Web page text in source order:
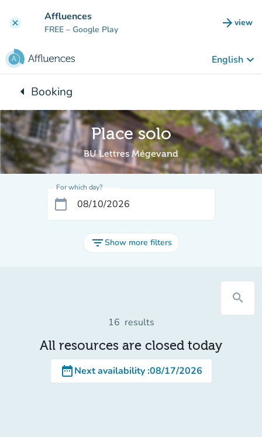
clear Affluences
FREE – Google Play arrow_forward view
(new
English keyboard_arrow_down
arrow_leftBack to:
Booking
Place solo
BU Lettres Mégevand
For which day?
calendar_today
filter_listShow more filters
search
16 results
All resources are closed today
date_rangeNext availability:08/17/2026